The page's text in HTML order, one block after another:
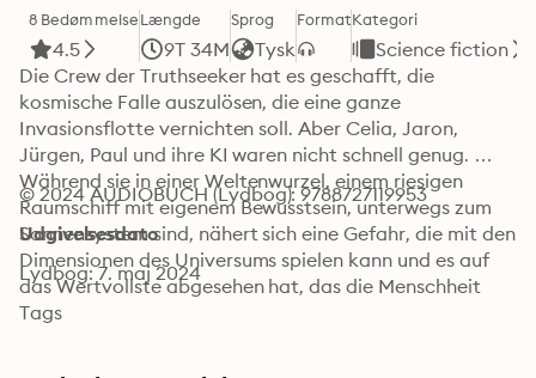
8 Bedømmelse
4.5
Længde
9T 34M
Sprog
Tysk
FormatKategori
Science fiction
Die Crew der Truthseeker hat es geschafft, die
kosmische Falle auszulösen, die eine ganze
Invasionsflotte vernichten soll. Aber Celia, Jaron,
Jürgen, Paul und ihre KI waren nicht schnell genug.
Während sie in einer Weltenwurzel, einem riesigen
Raumschiff mit eigenem Bewusstsein, unterwegs zum
Sonnensystem sind, nähert sich eine Gefahr, die mit den
Dimensionen des Universums spielen kann und es auf
das Wertvollste abgesehen hat, das die Menschheit
besitzt: das Wasser der Ozeane, der Atmosphäre und
© 2024 AUDIOBUCH (Lydbog): 9788727119953
Udgivelsesdato
Lydbog: 7. maj 2024
Tags